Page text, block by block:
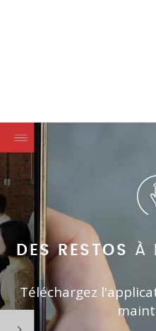
DES RESTOS À
Téléchargez